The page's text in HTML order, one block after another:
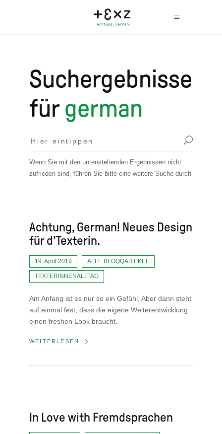
Suchergebnisse
für german
Wenn Sie mit den untenstehenden Ergebnissen nicht
zufrieden sind, führen Sie bitte eine weitere Suche durch
...
Achtung, German! Neues Design
für d’Texterin.
19. April 2019 ALLE BLOQQARTIKEL
TEXTERINNENALLTAG
Am Anfang ist es nur so ein Gefühl. Aber dann steht
auf einmal fest, dass die eigene Weiterentwicklung
einen freshen Look braucht.
WEITERLESEN
In Love with Fremdsprachen